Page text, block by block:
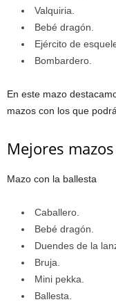
Valquiria.
Bebé dragón.
Ejército de
Bombardero.
En este mazo
mazos con los que
Mejores
Mazo con la ballesta
Caballero.
Bebé dragón.
Duendes de la
Bruja.
Mini pekka.
Ballesta.